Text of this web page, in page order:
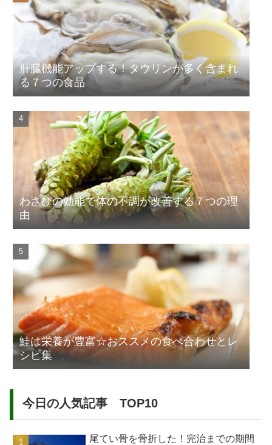
肝臓機能アップする！タウリンが多く含まれ
る７つの食品
わさびの効能で体の不調が改善する７つの理
由
鮭は栄養が豊富☆おススメの食べ合わせとレ
シピ集
今日の人気記事 TOP10
尾てい骨を骨折した！完治までの期間